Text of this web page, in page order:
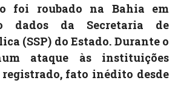
foi roubado na Bahia em
dados da Secretaria de
(SSP) do Estado. Durante o
ataque às instituições
fato inédito desde